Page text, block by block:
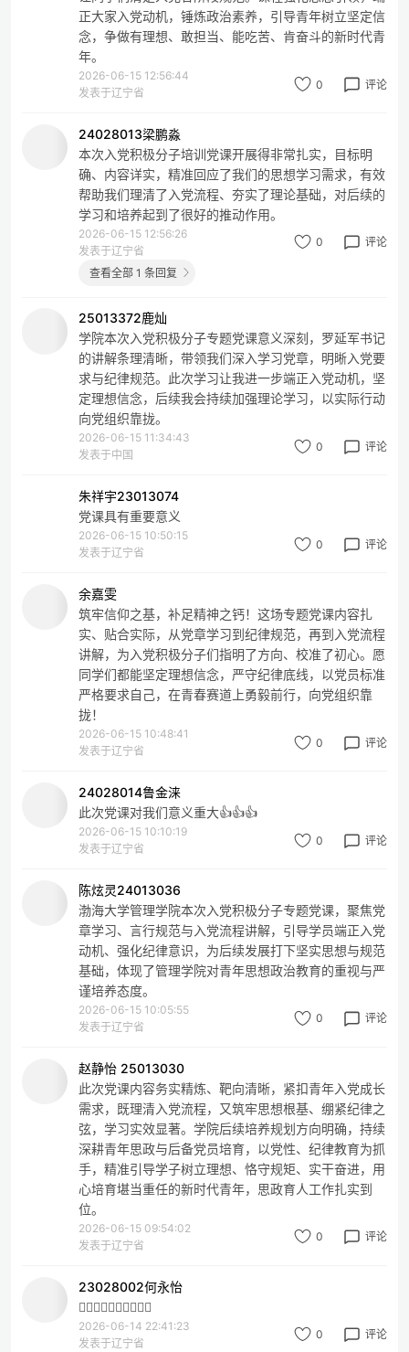
正大家入党动机，锤炼政治素养，引导青年树立坚定信
念，争做有理想、敢担当、能吃苦、肯奋斗的新时代青
年。
2026-06-15 12:56:44
发表于辽宁省
0 评论
24028013梁鹏淼
本次入党积极分子培训党课开展得非常扎实，目标明
确、内容详实，精准回应了我们的思想学习需求，有效
帮助我们理清了入党流程、夯实了理论基础，对后续的
学习和培养起到了很好的推动作用。
2026-06-15 12:56:26
发表于辽宁省
0 评论
查看全部 1 条回复
25013372鹿灿
学院本次入党积极分子专题党课意义深刻，罗延军书记
的讲解条理清晰，带领我们深入学习党章，明晰入党要
求与纪律规范。此次学习让我进一步端正入党动机，坚
定理想信念，后续我会持续加强理论学习，以实际行动
向党组织靠拢。
2026-06-15 11:34:43
发表于中国
0 评论
朱祥宇23013074
党课具有重要意义
2026-06-15 10:50:15
发表于辽宁省
0 评论
余嘉雯
筑牢信仰之基，补足精神之钙！这场专题党课内容扎
实、贴合实际，从党章学习到纪律规范，再到入党流程
讲解，为入党积极分子们指明了方向、校准了初心。愿
同学们都能坚定理想信念，严守纪律底线，以党员标准
严格要求自己，在青春赛道上勇毅前行，向党组织靠
拢！
2026-06-15 10:48:41
发表于辽宁省
0 评论
24028014鲁金涞
此次党课对我们意义重大👍👍👍
2026-06-15 10:10:19
发表于辽宁省
0 评论
陈炫灵24013036
渤海大学管理学院本次入党积极分子专题党课，聚焦党
章学习、言行规范与入党流程讲解，引导学员端正入党
动机、强化纪律意识，为后续发展打下坚实思想与规范
基础，体现了管理学院对青年思想政治教育的重视与严
谨培养态度。
2026-06-15 10:05:55
发表于辽宁省
0 评论
赵静怡 25013030
此次党课内容务实精炼、靶向清晰，紧扣青年入党成长
需求，既理清入党流程，又筑牢思想根基、绷紧纪律之
弦，学习实效显著。学院后续培养规划方向明确，持续
深耕青年思政与后备党员培育，以党性、纪律教育为抓
手，精准引导学子树立理想、恪守规矩、实干奋进，用
心培育堪当重任的新时代青年，思政育人工作扎实到
位。
2026-06-15 09:54:02
发表于辽宁省
0 评论
23028002何永怡
👍🏻👍🏻👍🏻👍🏻👍🏻
2026-06-14 22:41:23
发表于辽宁省
0 评论